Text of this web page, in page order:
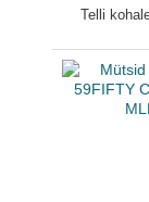
MLB New
Telli